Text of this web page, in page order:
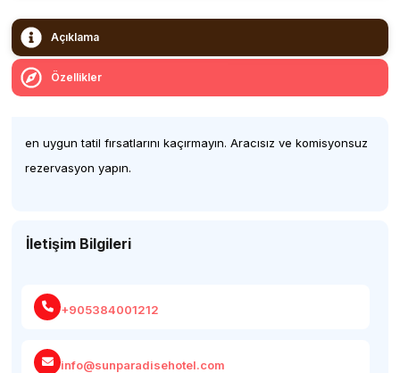
Açıklama
Özellikler
en uygun tatil fırsatlarını kaçırmayın. Aracısız ve komisyonsuz
rezervasyon yapın.
İletişim Bilgileri
+905384001212
info@sunparadisehotel.com